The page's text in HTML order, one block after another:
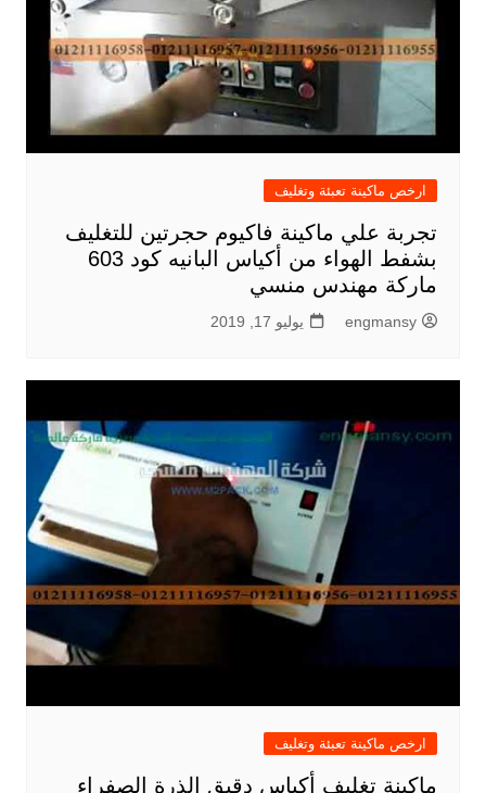
ارخص ماكينة تعبئة وتغليف
تجربة علي ماكينة فاكيوم حجرتين للتغليف
بشفط الهواء من أكياس البانيه كود 603
ماركة مهندس منسي
engmansy يوليو 17, 2019
ارخص ماكينة تعبئة وتغليف
ماكينة تغليف أكياس دقيق الذرة الصفراء